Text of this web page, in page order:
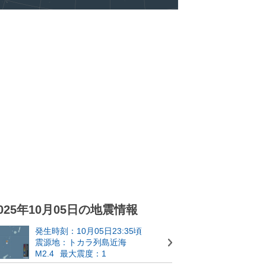
年10月05日の地震情報
発生時刻：10月05日23:35頃
震源地：トカラ列島近海
M2.4
最大震度：1